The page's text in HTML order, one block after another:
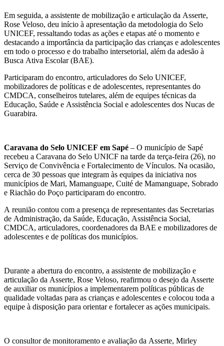
Em seguida, a assistente de mobilização e articulação da Asserte,
Rose Veloso, deu início à apresentação da metodologia do Selo
UNICEF, ressaltando todas as ações e etapas até o momento e
destacando a importância da participação das crianças e adolescentes
em todo o processo e do trabalho intersetorial, além da adesão à
Busca Ativa Escolar (BAE).
Participaram do encontro, articuladores do Selo UNICEF,
mobilizadores de políticas e de adolescentes, representantes do
CMDCA, conselheiros tutelares, além de equipes técnicas da
Educação, Saúde e Assistência Social e adolescentes dos Nucas de
Guarabira.
Caravana do Selo UNICEF em Sapé – O município de Sapé
recebeu a Caravana do Selo UNICF na tarde da terça-feira (26), no
Serviço de Convivência e Fortalecimento de Vínculos. Na ocasião,
cerca de 30 pessoas que integram às equipes da iniciativa nos
municípios de Mari, Mamanguape, Cuité de Mamanguape, Sobrado
e Riachão do Poço participaram do encontro.
A reunião contou com a presença de representantes das Secretarias
de Administração, da Saúde, Educação, Assistência Social,
CMDCA, articuladores, coordenadores da BAE e mobilizadores de
adolescentes e de políticas dos municípios.
Durante a abertura do encontro, a assistente de mobilização e
articulação da Asserte, Rose Veloso, reafirmou o desejo da Asserte
de auxiliar os municípios a implementarem políticas públicas de
qualidade voltadas para as crianças e adolescentes e colocou toda a
equipe à disposição para orientar e fortalecer as ações municipais.
O consultor de monitoramento e avaliação da Asserte, Mirley